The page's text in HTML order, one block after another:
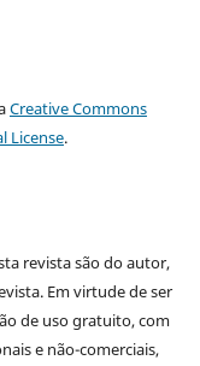
Creative Commons
License.
revista são do autor,
Em virtude de ser
de uso gratuito, com
e não-comerciais,